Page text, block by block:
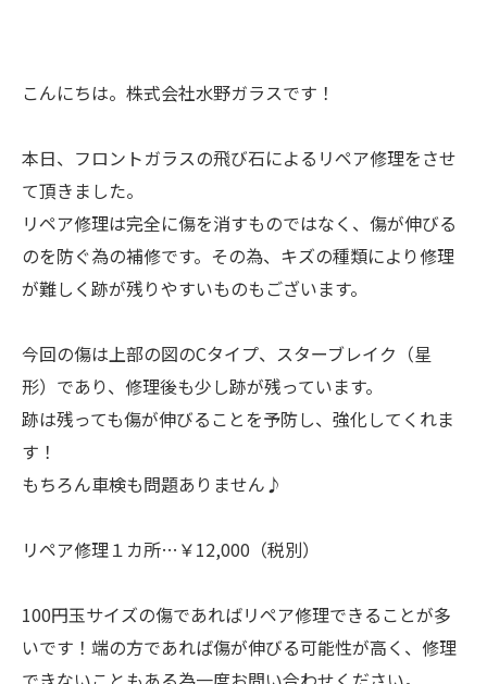
こんにちは。株式会社水野ガラスです！
本日、フロントガラスの飛び石によるリペア修理をさせ
て頂きました。
リペア修理は完全に傷を消すものではなく、傷が伸びる
のを防ぐ為の補修です。その為、キズの種類により修理
が難しく跡が残りやすいものもございます。
今回の傷は上部の図のCタイプ、スターブレイク（星
形）であり、修理後も少し跡が残っています。
跡は残っても傷が伸びることを予防し、強化してくれま
す！
もちろん車検も問題ありません♪
リペア修理１カ所…￥12,000（税別）
100円玉サイズの傷であればリペア修理できることが多
いです！端の方であれば傷が伸びる可能性が高く、修理